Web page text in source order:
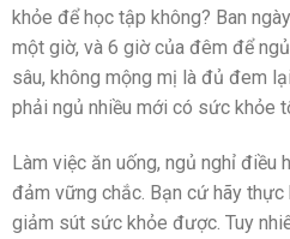
khỏe để học tập không? Ban
một giờ, và 6 giờ của đêm để
sâu, không mộng mị là đủ đem
phải ngủ nhiều mới có sức khỏe
Làm việc ăn uống, ngủ nghỉ điều
đảm vững chắc. Bạn cứ hãy
giảm sút sức khỏe được. Tuy